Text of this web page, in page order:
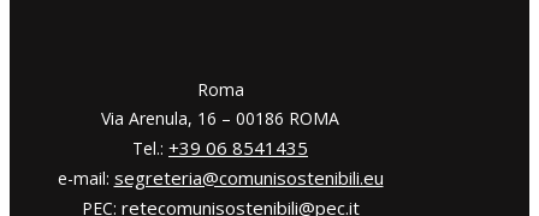
​​Roma
Via Arenula, 16 – 00186 ROMA
Tel.: +39 06 8541435
e-mail: segreteria@comunisostenibili.eu
PEC: retecomunisostenibili@pec.it